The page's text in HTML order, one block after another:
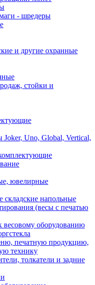
- шредеры
и другие охранные
стойки и
Joker, Uno, Global, Vertical,
ювелирные
складские напольные
(весы с печатью
оборудованию
печатную продукцию,
технику
толкатели и задние